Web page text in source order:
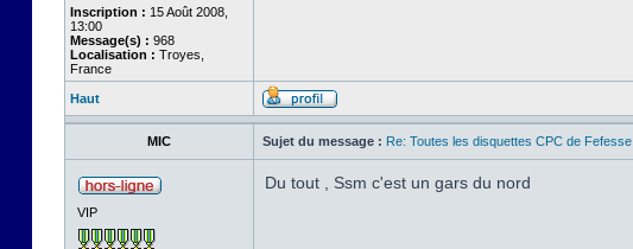
Inscription : 15 Août 2008,
13:00
Message(s) : 968
Localisation : Troyes,
France
Haut
MIC Sujet du message : Re: Toutes les disquettes CPC de Fefesse
VIP
Du tout , Ssm c'est un gars du nord